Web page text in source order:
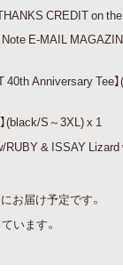
CREDIT on
Note E-MAIL
40th Anniversary Tee
(black/S～3XL) x 1
RUBY & ISSAY Lizard
お届け予定です。
います。